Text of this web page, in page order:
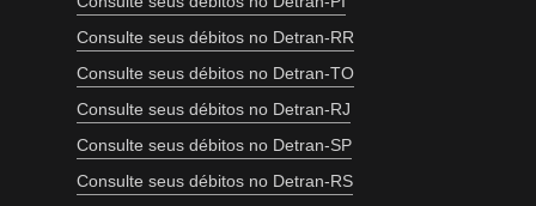
Consulte seus débitos no Detran-RR
Consulte seus débitos no Detran-TO
Consulte seus débitos no Detran-RJ
Consulte seus débitos no Detran-SP
Consulte seus débitos no Detran-RS